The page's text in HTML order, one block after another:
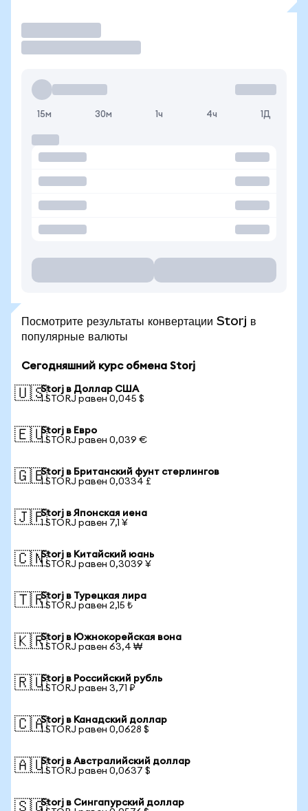
15м 30м 1ч 4ч 1Д
Посмотрите результаты конвертации Storj в
популярные валюты
Сегодняшний курс обмена Storj
🇺🇸Storj в Доллар США
1 STORJ равен 0,045 $
🇪🇺Storj в Евро
1 STORJ равен 0,039 €
🇬🇧Storj в Британский фунт стерлингов
1 STORJ равен 0,0334 £
🇯🇵Storj в Японская иена
1 STORJ равен 7,1 ¥
🇨🇳Storj в Китайский юань
1 STORJ равен 0,3039 ¥
🇹🇷Storj в Турецкая лира
1 STORJ равен 2,15 ₺
🇰🇷Storj в Южнокорейская вона
1 STORJ равен 63,4 ₩
🇷🇺Storj в Российский рубль
1 STORJ равен 3,71 ₽
🇨🇦Storj в Канадский доллар
1 STORJ равен 0,0628 $
🇦🇺Storj в Австралийский доллар
1 STORJ равен 0,0637 $
🇸🇬Storj в Сингапурский доллар